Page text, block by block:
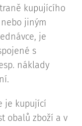
kupujícího
jiným
je
s
náklady
je kupující
obalů zboží a v